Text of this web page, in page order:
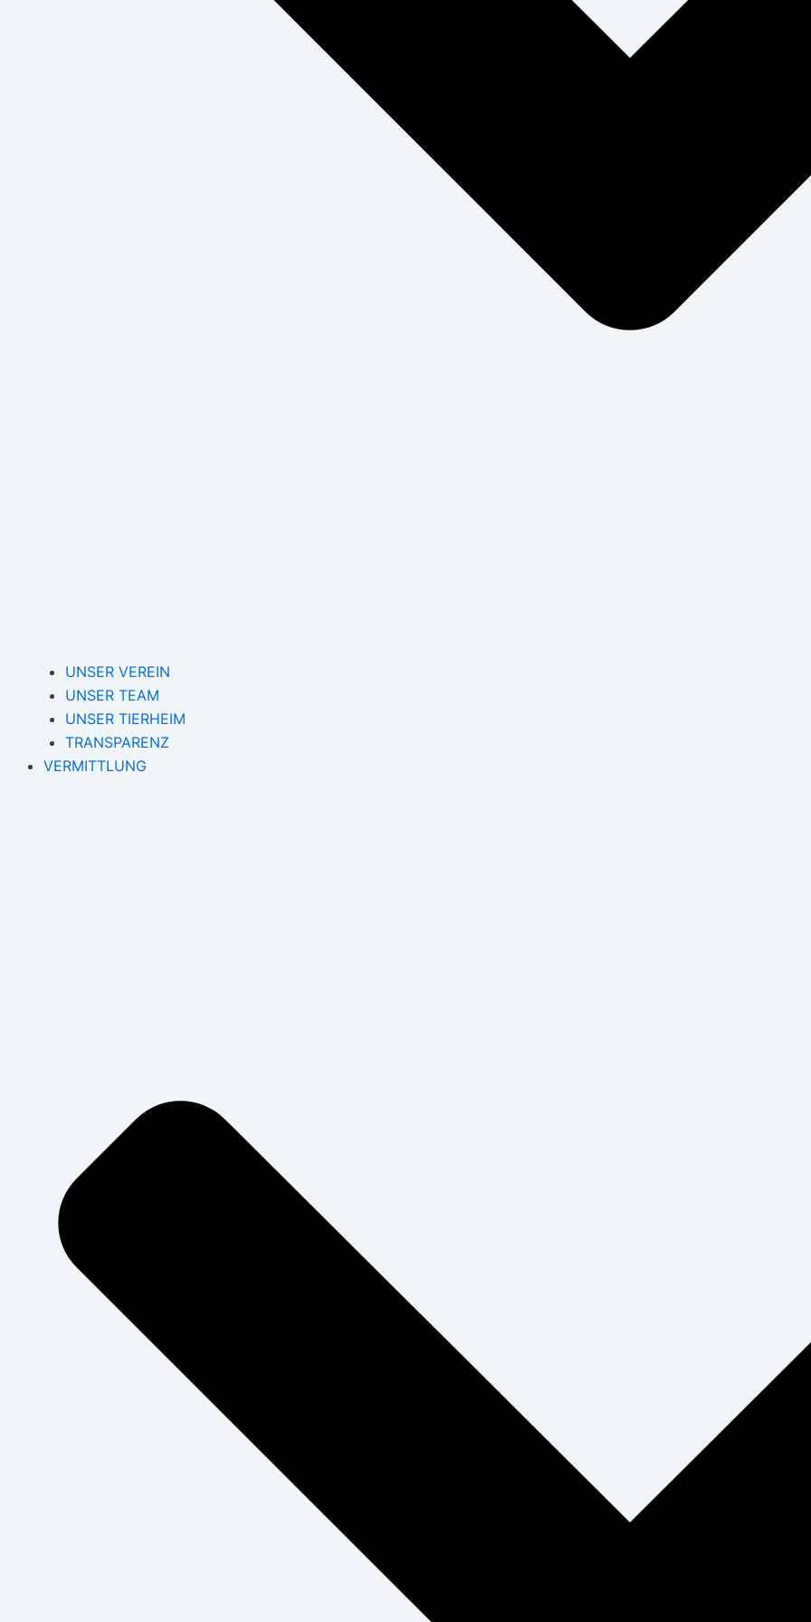
UNSER VEREIN
UNSER TEAM
UNSER TIERHEIM
TRANSPARENZ
VERMITTLUNG